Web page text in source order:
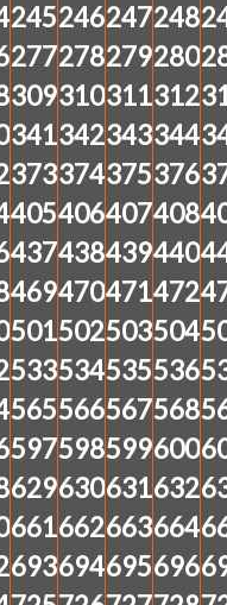
245246247248
277278279280
309310311312
341342343344
373374375376
405406407408
437438439440
469470471472
501502503504
533534535536
565566567568
597598599600
629630631632
661662663664
693694695696